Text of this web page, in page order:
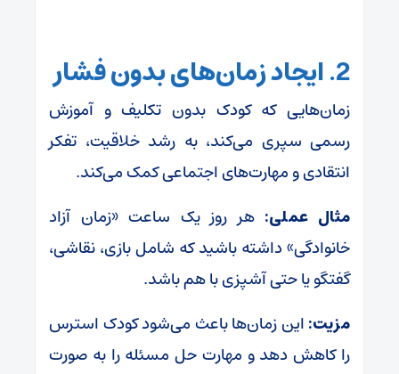
2. ایجاد زمان‌های بدون فشار
زمان‌هایی که کودک بدون تکلیف و آموزش
رسمی سپری می‌کند، به رشد خلاقیت، تفکر
انتقادی و مهارت‌های اجتماعی کمک می‌کند.
مثال عملی: هر روز یک ساعت «زمان آزاد
خانوادگی» داشته باشید که شامل بازی، نقاشی،
گفتگو یا حتی آشپزی با هم باشد.
مزیت:این زمان‌ها باعث می‌شود کودک استرس
را کاهش دهد و مهارت حل مسئله را به صورت